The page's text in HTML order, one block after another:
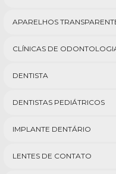
APARELHOS
CLÍNICAS DE
DENTISTA
DENTISTAS PEDIÁTRICOS
IMPLANTE DENTÁRIO
LENTES DE CONTATO